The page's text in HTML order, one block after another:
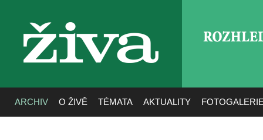
živa
ARCHIV O ŽIVĚ TÉMATA AKTUALITY